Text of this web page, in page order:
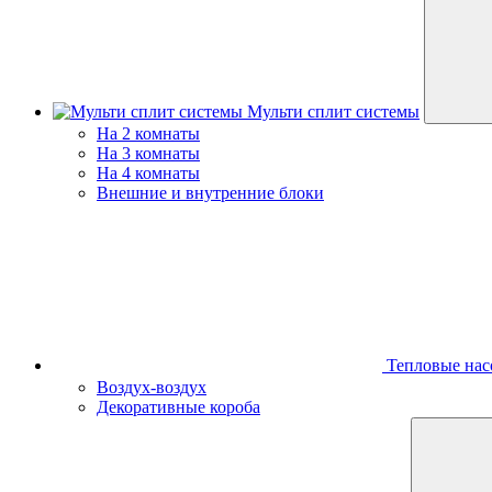
Мульти сплит системы
На 2 комнаты
На 3 комнаты
На 4 комнаты
Внешние и внутренние блоки
Тепловые
Воздух-воздух
Декоративные короба